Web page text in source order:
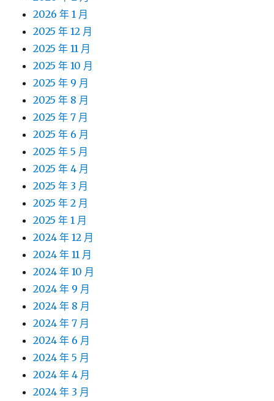
2026 年 1 月
2025 年 12 月
2025 年 11 月
2025 年 10 月
2025 年 9 月
2025 年 8 月
2025 年 7 月
2025 年 6 月
2025 年 5 月
2025 年 4 月
2025 年 3 月
2025 年 2 月
2025 年 1 月
2024 年 12 月
2024 年 11 月
2024 年 10 月
2024 年 9 月
2024 年 8 月
2024 年 7 月
2024 年 6 月
2024 年 5 月
2024 年 4 月
2024 年 3 月